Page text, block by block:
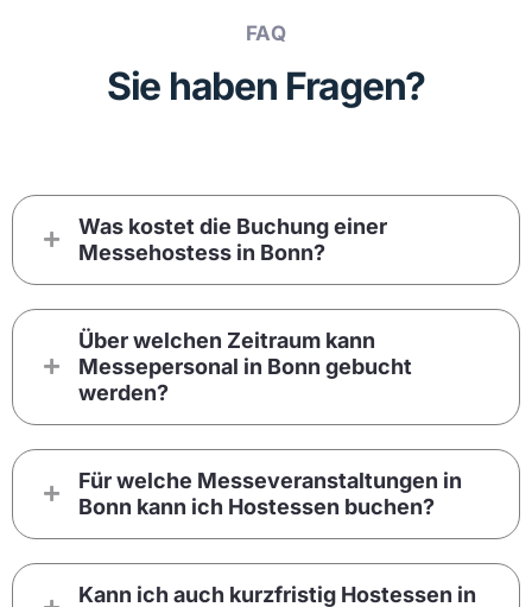
FAQ
Sie haben Fragen?
Was kostet die Buchung einer
Messehostess in Bonn?
Über welchen Zeitraum kann
Messepersonal in Bonn gebucht
werden?
Für welche Messeveranstaltungen in
Bonn kann ich Hostessen buchen?
Kann ich auch kurzfristig Hostessen in